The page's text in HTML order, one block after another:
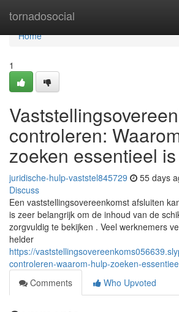
tornadosocial
Home
Home
1
controleren:
zoeken essentieel is
juridische-hulp-vaststel845729 55 days
Discuss
Een vaststellingsovereenkomst afsluiten
is zeer belangrijk om de inhoud van de
zorgvuldig te bekijken . Veel werknemers
helder
https://
controleren-waarom-hulp-zoeken-
Comments
Who Upvoted